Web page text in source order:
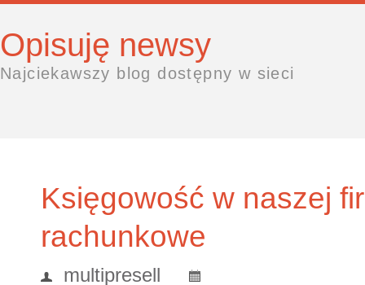
Opisuję newsy
Najciekawszy blog dostępny w sieci
Księgowość w naszej
rachunkowe
multipresell